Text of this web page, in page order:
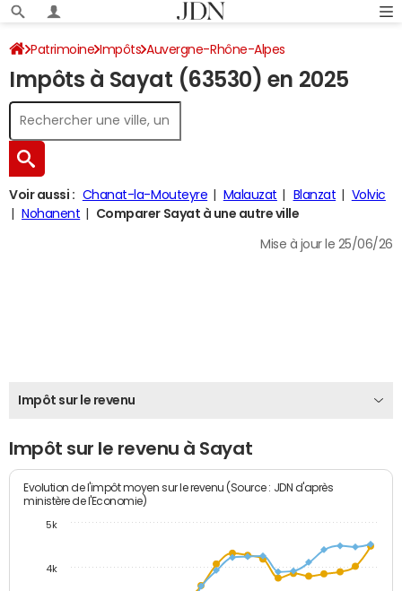
Patrimoine Impôts Auvergne-Rhône-Alpes
Puy-de-Dôme Sayat Impôt sur le revenu
Impôts à Sayat (63530) en 2025
Voir aussi : Chanat-la-Mouteyre Malauzat Blanzat
Volvic
Nohanent
Comparer Sayat à une autre ville
Mise à jour le 25/06/26
Impôt sur le revenu
Impôt sur le revenu à Sayat
Evolution de l'impôt moyen sur le revenu (Source : JDN d'après
ministère de l'Economie)
4k
5k